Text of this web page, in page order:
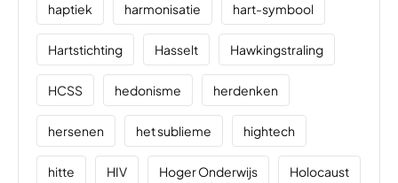
haptiek harmonisatie hart-symbool
Hartstichting Hasselt Hawkingstraling
HCSS hedonisme herdenken
hersenen het sublieme hightech
hitte HIV Hoger Onderwijs Holocaust